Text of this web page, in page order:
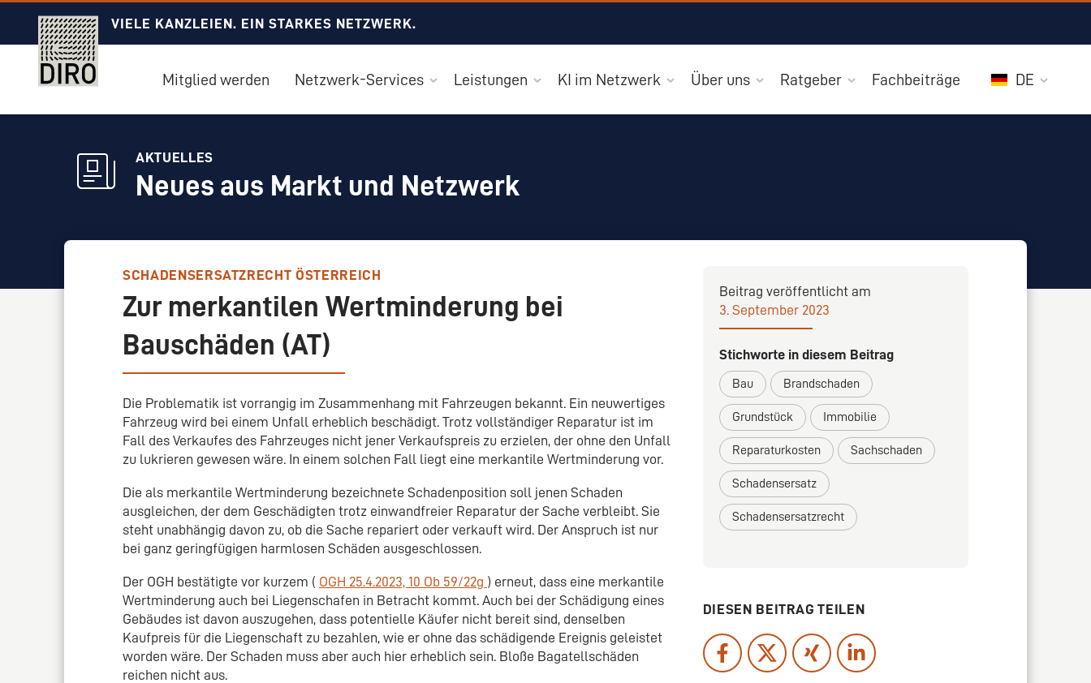
VIELE KANZLEIEN. EIN STARKES NETZWERK.
Mitglied werden Netzwerk-Services Leistungen KI im Netzwerk Über uns Ratgeber Fachbeiträge DE
AKTUELLES
Neues aus Markt und Netzwerk
SCHADENSERSATZRECHT ÖSTERREICH
Zur merkantilen Wertminderung bei
Bauschäden (AT)
Die Problematik ist vorrangig im Zusammenhang mit Fahrzeugen bekannt. Ein neuwertiges
Fahrzeug wird bei einem Unfall erheblich beschädigt. Trotz vollständiger Reparatur ist im
Fall des Verkaufes des Fahrzeuges nicht jener Verkaufspreis zu erzielen, der ohne den Unfall
zu lukrieren gewesen wäre. In einem solchen Fall liegt eine merkantile Wertminderung vor.
Die als merkantile Wertminderung bezeichnete Schadenposition soll jenen Schaden
ausgleichen, der dem Geschädigten trotz einwandfreier Reparatur der Sache verbleibt. Sie
steht unabhängig davon zu, ob die Sache repariert oder verkauft wird. Der Anspruch ist nur
bei ganz geringfügigen harmlosen Schäden ausgeschlossen.
Der OGH bestätigte vor kurzem ( OGH 25.4.2023, 10 Ob 59/22g ) erneut, dass eine merkantile
Wertminderung auch bei Liegenschafen in Betracht kommt. Auch bei der Schädigung eines
Gebäudes ist davon auszugehen, dass potentielle Käufer nicht bereit sind, denselben
Kaufpreis für die Liegenschaft zu bezahlen, wie er ohne das schädigende Ereignis geleistet
worden wäre. Der Schaden muss aber auch hier erheblich sein. Bloße Bagatellschäden
reichen nicht aus.
Beitrag veröffentlicht am
3. September 2023
Stichworte in diesem Beitrag
Bau Brandschaden
Grundstück Immobilie
Reparaturkosten Sachschaden
Schadensersatz
Schadensersatzrecht
DIESEN BEITRAG TEILEN